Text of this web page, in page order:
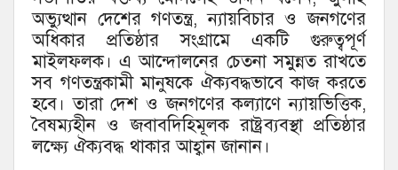
অভ্যুত্থান দেশের গণতন্ত্র, ন্যায়বিচার ও জনগণের
অধিকার প্রতিষ্ঠার সংগ্রামে একটি গুরুত্বপূর্ণ
মাইলফলক। এ আন্দোলনের চেতনা সমুন্নত রাখতে
সব গণতন্ত্রকামী মানুষকে ঐক্যবদ্ধভাবে কাজ করতে
হবে। তারা দেশ ও জনগণের কল্যাণে ন্যায়ভিত্তিক,
বৈষম্যহীন ও জবাবদিহিমূলক রাষ্ট্রব্যবস্থা প্রতিষ্ঠার
লক্ষ্যে ঐক্যবদ্ধ থাকার আহ্বান জানান।